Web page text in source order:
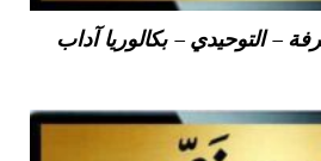
– التوحيدي – بكالوريا آداب